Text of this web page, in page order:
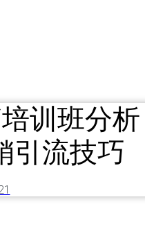
训班分析
引流技巧